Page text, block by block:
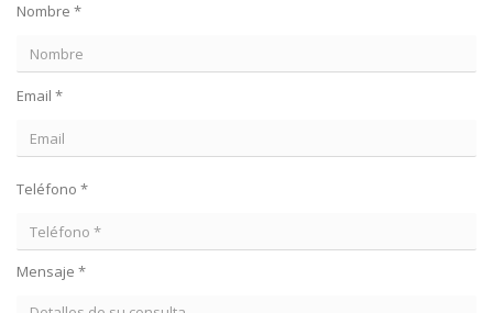
Nombre *
Email *
Teléfono *
Mensaje *